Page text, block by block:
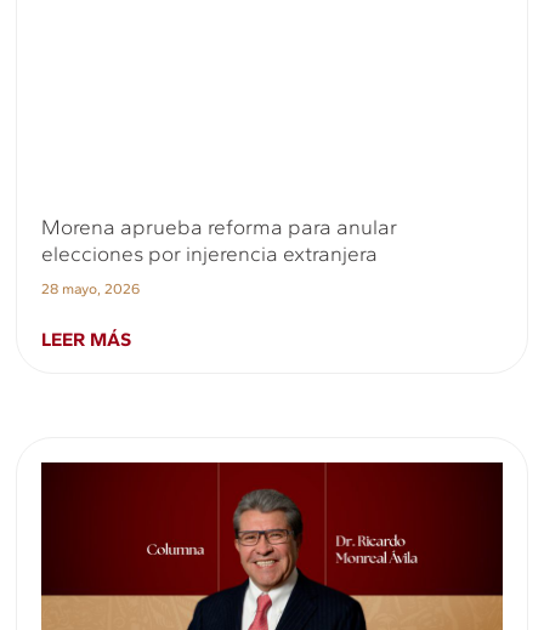
Morena aprueba reforma para anular
elecciones por injerencia extranjera
28 mayo, 2026
LEER MÁS